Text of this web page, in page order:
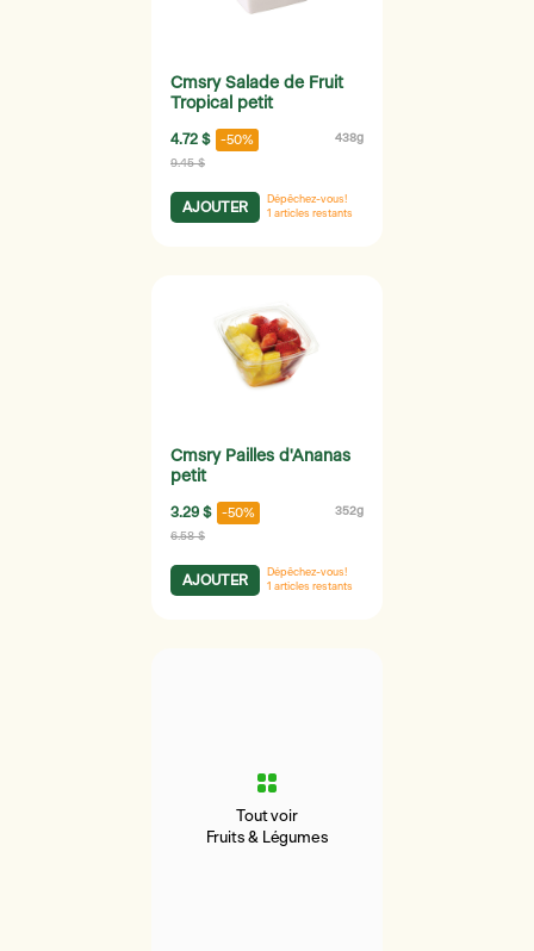
Cmsry Salade de Fruit
Tropical petit
4.72 $ -50% 438g
9.45 $
AJOUTER
Dépêchez-vous!
1 articles restants
Cmsry Pailles d'Ananas
petit
3.29 $ -50% 352g
6.58 $
AJOUTER
Dépêchez-vous!
1 articles restants
Tout voir
Fruits & Légumes